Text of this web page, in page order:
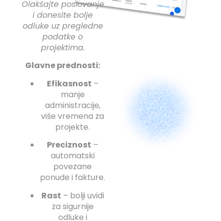
Panel
Panel
Panel
Panel
panel
sakarya
panel
panel
file upload
Olakšajte poslovanje
i donesite bolje
odluke uz pregledne
podatke o
projektima.
Glavne prednosti:
Efikasnost –
manje
administracije,
više vremena za
projekte.
Preciznost –
automatski
povezane
ponude i fakture.
Rast – bolji uvidi
za sigurnije
odluke i